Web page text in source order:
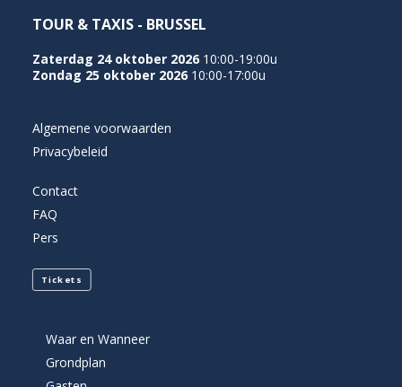
TOUR & TAXIS - BRUSSEL
Zaterdag 24 oktober 2026 10:00-19:00u
Zondag 25 oktober 2026 10:00-17:00u
Algemene voorwaarden
Privacybeleid
Contact
FAQ
Pers
Tickets
Waar en Wanneer
Grondplan